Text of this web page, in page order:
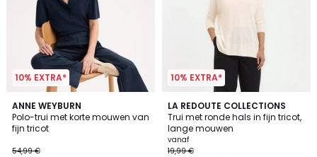
10% EXTRA*
ANNE WEYBURN
Polo-trui met korte mouwen van
fijn tricot
54,99 €
5
/
5
10% EXTRA*
LA REDOUTE COLLECTIONS
Trui met ronde hals in fijn tricot,
lange mouwen
vanaf
19,99 €
4,4
/ 5
2
Kleuren